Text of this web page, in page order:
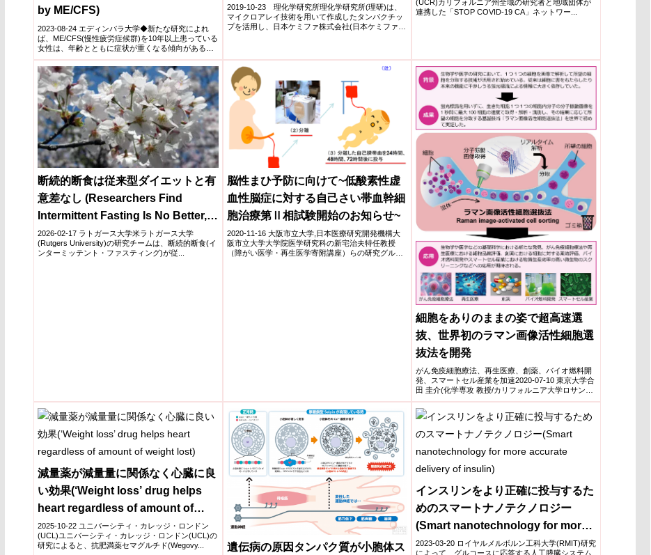
by ME/CFS)
2023-08-24 エディンバラ大学◆新たな研究によれ
ば、ME/CFS(慢性疲労症候群)を10年以上患っている
女性は、年齢とともに症状が重くなる傾向があるこ
と...
2019-10-23 理化学研究所理化学研究所(理研)は、
マイクロアレイ技術を用いて作成したタンパクチッ
プを活用し、日本ケミファ株式会社(日本ケミファ)
report finds)
(UCR)カリフォルニア州全域の研究者と地域団体が
連携した「STOP COVID-19 CA」ネットワー...
断続的断食は従来型ダイエットと有
意差なし (Researchers Find
Intermittent Fasting Is No Better,
or Worse, Than Conventional
Dieting)
2026-02-17 ラトガース大学米ラトガース大学
(Rutgers University)の研究チームは、断続的断食(イ
ンターミッテント・ファスティング)が従...
脳性まひ予防に向けて~低酸素性虚
血性脳症に対する自己さい帯血幹細
胞治療第Ⅱ相試験開始のお知らせ~
2020-11-16 大阪市立大学,日本医療研究開発機構大
阪市立大学大学院医学研究科の新宅治夫特任教授
（障がい医学・再生医学寄附講座）らの研究グルー
細胞をありのままの姿で超高速選
抜、世界初のラマン画像活性細胞選
抜法を開発
がん免疫細胞療法、再生医療、創薬、バイオ燃料開
発、スマートセル産業を加速2020-07-10 東京大学合
田 圭介(化学専攻 教授/カリフォルニア大学ロサンゼ
ルス...
減量薬が減量量に関係なく心臓に良
い効果(‘Weight loss’ drug helps
heart regardless of amount of
weight lost)
2025-10-22 ユニバーシティ・カレッジ・ロンドン
(UCL)ユニバーシティ・カレッジ・ロンドン(UCL)の
研究によると、抗肥満薬セマグルチド(Wegovy...
遺伝病の原因タンパク質が小胞体ス
インスリンをより正確に投与するた
めのスマートナノテクノロジー
(Smart nanotechnology for more
accurate delivery of insulin)
2023-03-20 ロイヤルメルボルン工科大学(RMIT)研究
によって、グルコースに応答する人工膵臓システム